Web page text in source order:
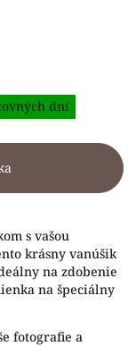
dní
s vašou
krásny vanúšik
na zdobenie
na špeciálny
fotografie a